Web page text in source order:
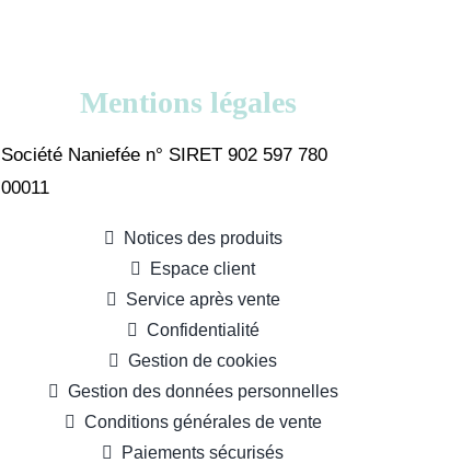
Mentions légales
Société Naniefée n° SIRET 902 597 780
00011
Notices des produits
Espace client
Service après vente
Confidentialité
Gestion de cookies
Gestion des données personnelles
Conditions générales de vente
Paiements sécurisés